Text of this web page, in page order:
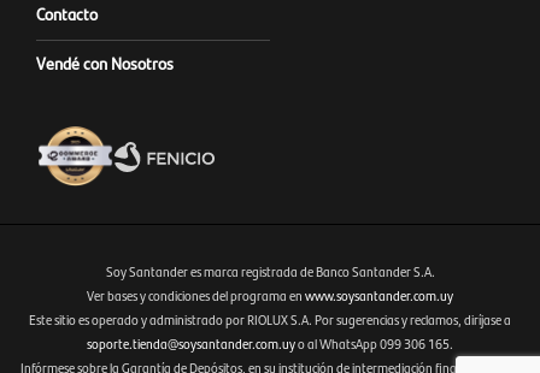
Contacto
Vendé con Nosotros
Fenicio eCommerce Uruguay
Soy Santander es marca registrada de Banco Santander S.A.
Ver bases y condiciones del programa en www.soysantander.com.uy
Este sitio es operado y administrado por RIOLUX S.A. Por sugerencias y reclamos, diríjase a
soporte.tienda@soysantander.com.uyo al WhatsApp 099 306 165.
Infórmese sobre la Garantía de Depósitos, en su institución de intermediación financiera, en el